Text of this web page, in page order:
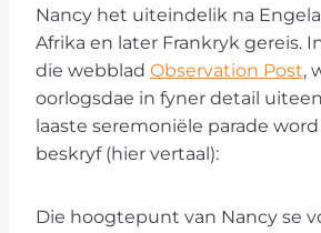
Nancy het uiteindelik na
Afrika en later Frankryk gereis.
die webblad Observation Post,
oorlogsdae in fyner detail
laaste seremoniële parade
beskryf (hier vertaal):
Die hoogtepunt van Nancy se